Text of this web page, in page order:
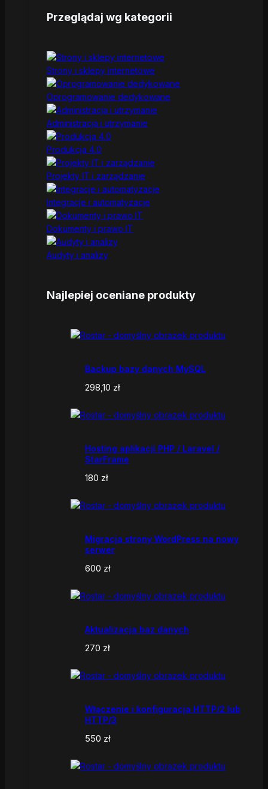
Przeglądaj wg kategorii
Strony i sklepy internetowe
Oprogramowanie dedykowane
Administracja i utrzymanie
Produkcja 4.0
Projekty IT i zarządzanie
Integracje i automatyzacje
Dokumenty i prawo IT
Audyty i analizy
Najlepiej oceniane produkty
Backup bazy danych MySQL
298,10 zł
Hosting aplikacji PHP / Laravel /
StarFrame
180 zł
Migracja strony WordPress na nowy
serwer
600 zł
Aktualizacja baz danych
270 zł
Włączenie i konfiguracja HTTP/2 lub
HTTP/3
550 zł